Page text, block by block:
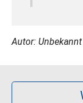
Autor: Unbekannt